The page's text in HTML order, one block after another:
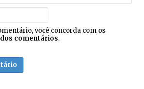
você concorda com os
comentários.